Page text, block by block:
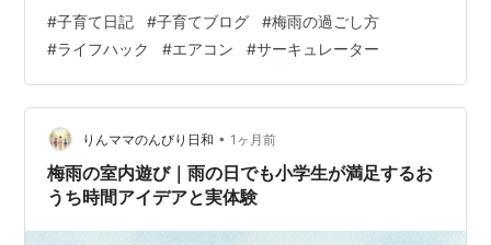
「そろそろ限界かな……」ということで、我が家では今
日、ついに今年初めてのエアコンのスイッチを入れまし
た！ しかも、ただの「初エアコン」じゃないんです。先
日新しく設置したばかりのピカピカのエアコン、その記
念すべき初運転でした✨ 快適空間を作るためのちょっと
した工夫 やっぱり新しいエアコンは…
#子育て日記 #子育てブログ #梅雨の過ごし方
#ライフハック #エアコン #サーキュレーター
りんママのんびり日和 • 1ヶ月前
梅雨の室内遊び｜雨の日でも小学生が満足するお
うち時間アイデアと実体験